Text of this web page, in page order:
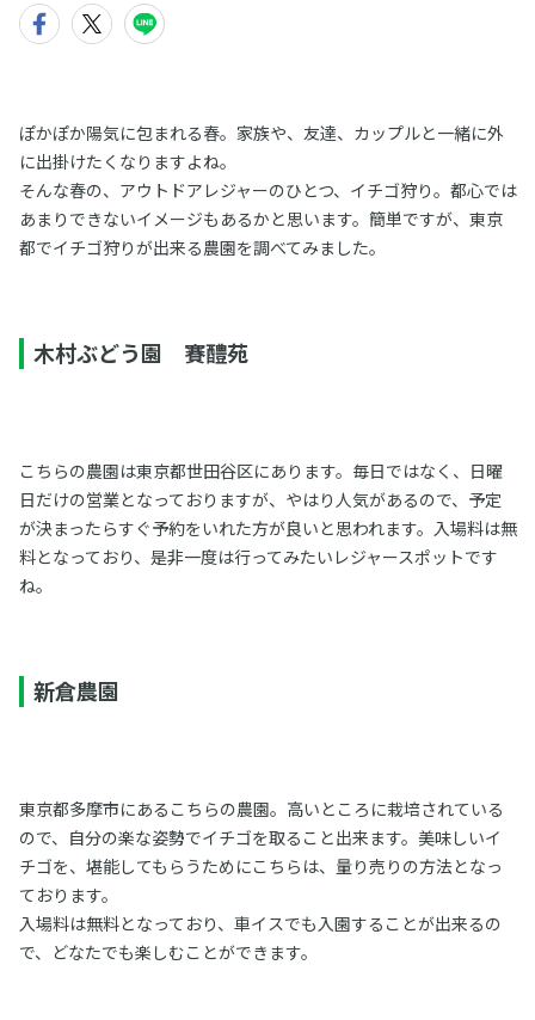
ぽかぽか陽気に包まれる春。家族や、友達、カップルと一緒に外
に出掛けたくなりますよね。
そんな春の、アウトドアレジャーのひとつ、イチゴ狩り。都心では
あまりできないイメージもあるかと思います。簡単ですが、東京
都でイチゴ狩りが出来る農園を調べてみました。
木村ぶどう園 賽醴苑
こちらの農園は東京都世田谷区にあります。毎日ではなく、日曜
日だけの営業となっておりますが、やはり人気があるので、予定
が決まったらすぐ予約をいれた方が良いと思われます。入場料は無
料となっており、是非一度は行ってみたいレジャースポットです
ね。
新倉農園
東京都多摩市にあるこちらの農園。高いところに栽培されている
ので、自分の楽な姿勢でイチゴを取ること出来ます。美味しいイ
チゴを、堪能してもらうためにこちらは、量り売りの方法となっ
ております。
入場料は無料となっており、車イスでも入園することが出来るの
で、どなたでも楽しむことができます。